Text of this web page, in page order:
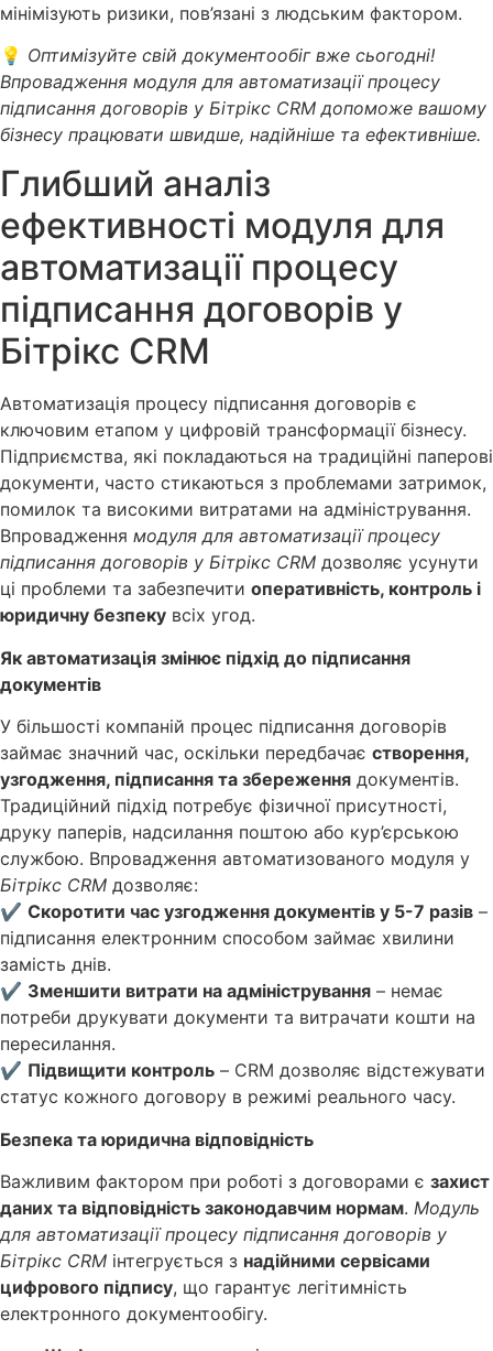
мінімізують ризики, пов’язані з людським фактором.
💡 Оптимізуйте свій документообіг вже сьогодні!
Впровадження модуля для автоматизації процесу
підписання договорів у Бітрікс CRM допоможе вашому
бізнесу працювати швидше, надійніше та ефективніше.
Глибший аналіз
ефективності модуля для
автоматизації процесу
підписання договорів у
Бітрікс CRM
Автоматизація процесу підписання договорів є
ключовим етапом у цифровій трансформації бізнесу.
Підприємства, які покладаються на традиційні паперові
документи, часто стикаються з проблемами затримок,
помилок та високими витратами на адміністрування.
Впровадження модуля для автоматизації процесу
підписання договорів у Бітрікс CRM дозволяє усунути
ці проблеми та забезпечити оперативність, контроль і
юридичну безпеку всіх угод.
Як автоматизація змінює підхід до підписання
документів
У більшості компаній процес підписання договорів
займає значний час, оскільки передбачає створення,
узгодження, підписання та збереження документів.
Традиційний підхід потребує фізичної присутності,
друку паперів, надсилання поштою або кур’єрською
службою. Впровадження автоматизованого модуля у
Бітрікс CRM дозволяє:
✔ Скоротити час узгодження документів у 5-7 разів –
підписання електронним способом займає хвилини
замість днів.
✔ Зменшити витрати на адміністрування – немає
потреби друкувати документи та витрачати кошти на
пересилання.
✔ Підвищити контроль – CRM дозволяє відстежувати
статус кожного договору в режимі реального часу.
Безпека та юридична відповідність
Важливим фактором при роботі з договорами є захист
даних та відповідність законодавчим нормам. Модуль
для автоматизації процесу підписання договорів у
Бітрікс CRM інтегрується з надійними сервісами
цифрового підпису, що гарантує легітимність
електронного документообігу.